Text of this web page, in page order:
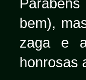
bem),
zaga e
honrosas